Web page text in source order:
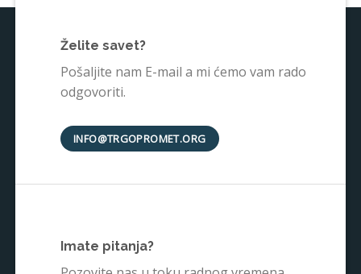
Želite savet?
Pošaljite nam E-mail a mi ćemo vam rado
odgovoriti.
INFO@TRGOPROMET.ORG
Imate pitanja?